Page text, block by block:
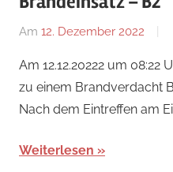
Am 12. Dezember 2022
Am 12.12.20222 um
zu einem Brandverdacht
Nach dem Eintreffen am
Weiterlesen